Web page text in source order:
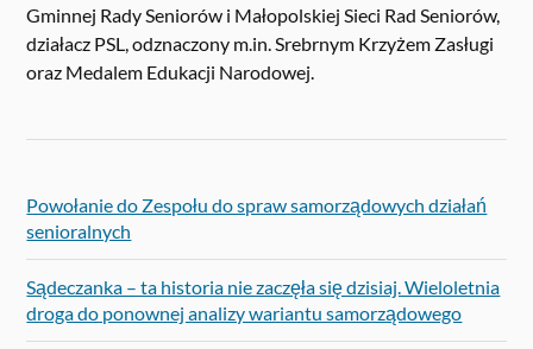
Gminnej Rady Seniorów i Małopolskiej Sieci Rad Seniorów,
działacz PSL, odznaczony m.in. Srebrnym Krzyżem Zasługi
oraz Medalem Edukacji Narodowej.
Powołanie do Zespołu do spraw samorządowych działań
senioralnych
Sądeczanka – ta historia nie zaczęła się dzisiaj. Wieloletnia
droga do ponownej analizy wariantu samorządowego